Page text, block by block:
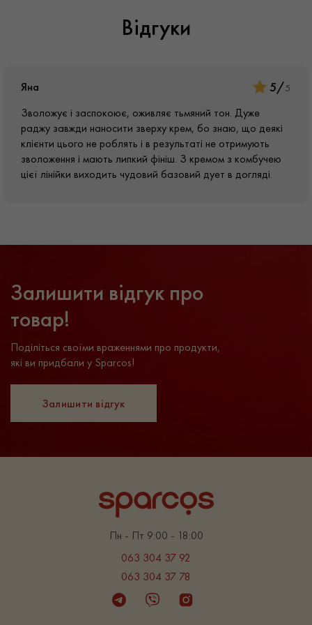
заспокоєння подразнень та їх профілактика;
підвищення пружності, еластичності та тургору;
пожвавлення відтінку, надання тону обличчя свіжості та
Спосіб застосування
Наносьте сироватку Hyal Kombucha від Medi-Peel на
Сироватка Medi-Peel Hyal Kombucha демонструє
максимально виражені результати за умови щоденного
застосування, 2 рази на день.
Відгуки
Яна 5/5
Зволожує і заспокоює, оживляє тьмяний тон. Дуже
раджу завжди наносити зверху крем, бо знаю, що деякі
клієнти цього не роблять і в результаті не отримують
зволоження і мають липкий фініш. З кремом з комбучею
цієї лінійки виходить чудовий базовий дует в догляді.
Залишити відгук про
товар!
Поділіться своїми враженнями про продукти,
які ви придбали у Sparcos!
Залишити відгук
Пн - Пт 9:00 - 18:00
063 304 37 92
063 304 37 78
TelegramViber Instagram